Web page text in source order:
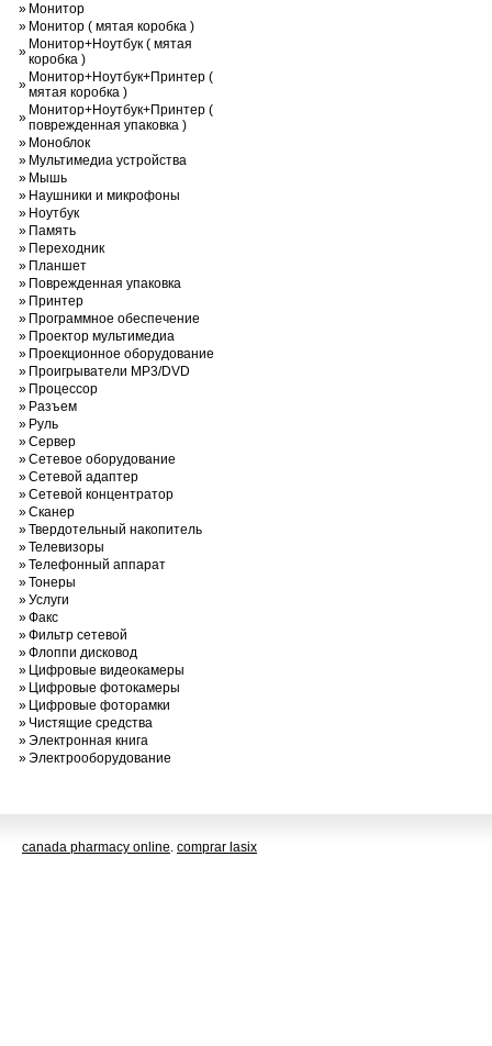
» Монитор
» Монитор ( мятая коробка )
» Монитор+Ноутбук ( мятая
коробка )
» Монитор+Ноутбук+Принтер (
мятая коробка )
» Монитор+Ноутбук+Принтер (
поврежденная упаковка )
» Моноблок
» Мультимедиа устройства
» Мышь
» Наушники и микрофоны
» Ноутбук
» Память
» Переходник
» Планшет
» Поврежденная упаковка
» Принтер
» Программное обеспечение
» Проектор мультимедиа
» Проекционное оборудование
» Проигрыватели MP3/DVD
» Процессор
» Разъем
» Руль
»Сервер
»Сетевое оборудование
»Сетевой адаптер
»Сетевой концентратор
»Сканер
»Твердотельный накопитель
»Телевизоры
»Телефонный аппарат
»Тонеры
»Услуги
»Факс
»Фильтр сетевой
»Флоппи дисковод
» Цифровые видеокамеры
» Цифровые фотокамеры
» Цифровые фоторамки
» Чистящие средства
»Электронная книга
»Электрооборудование
canada pharmacy online. comprar lasix